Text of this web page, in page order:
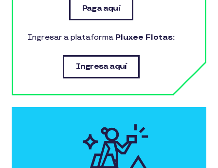
Paga aquí
Ingresar a plataforma Pluxee Flotas:
Ingresa aquí